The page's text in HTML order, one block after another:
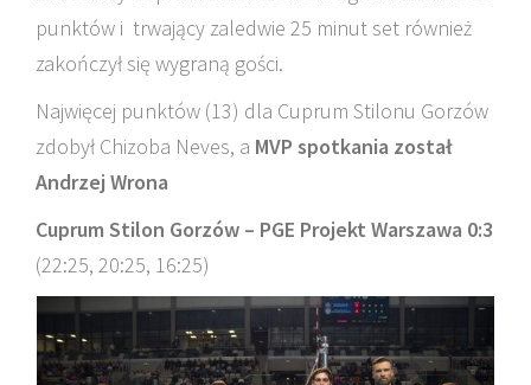
punktów i trwający zaledwie 25 minut set również
zakończył się wygraną gości.
Najwięcej punktów (13) dla Cuprum Stilonu Gorzów
zdobył Chizoba Neves, a MVP spotkania został
Andrzej Wrona
Cuprum Stilon Gorzów – PGE Projekt Warszawa 0:3
(22:25, 20:25, 16:25)